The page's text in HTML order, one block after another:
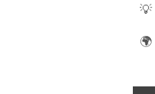
💡
🌍